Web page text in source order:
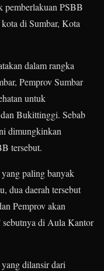
pemberlakuan PSBB
di Sumbar, Kota
dalam rangka
Pemprov Sumbar
untuk
Bukittinggi. Sebab
dimungkinkan
tersebut.
paling banyak
dua daerah tersebut
Pemprov akan
sebutnya di Aula Kantor
dilansir dari